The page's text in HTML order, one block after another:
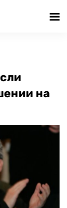
на